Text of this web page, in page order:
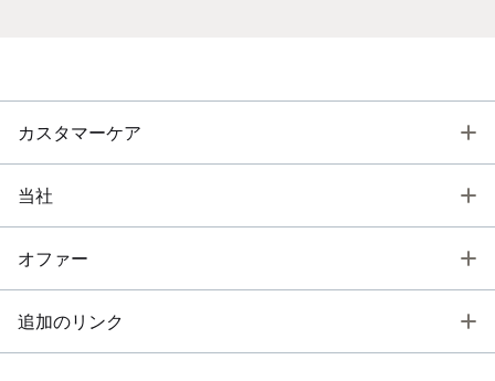
カスタマーケア
当社
オファー
追加のリンク